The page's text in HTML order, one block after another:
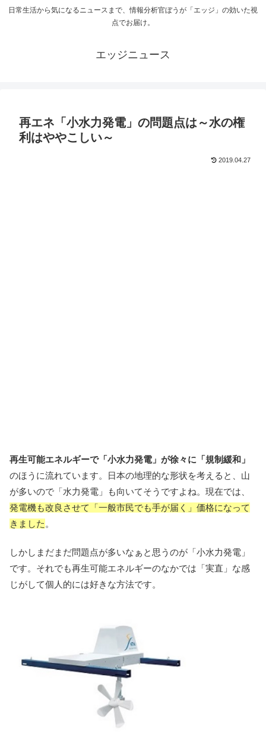
日常生活から気になるニュースまで、情報分析官ぼうが「エッジ」の効いた視
点でお届け。
エッジニュース
再エネ「小水力発電」の問題点は～水の権
利はややこしい～
2019.04.27
再生可能エネルギーで「小水力発電」が徐々に「規制緩和」
のほうに流れています。日本の地理的な形状を考えると、山
が多いので「水力発電」も向いてそうですよね。現在では、
発電機も改良させて「一般市民でも手が届く」価格になって
きました 。
しかしまだまだ問題点が多いなぁと思うのが「小水力発電」
です。それでも再生可能エネルギーのなかでは「実直」な感
じがして個人的には好きな方法です。